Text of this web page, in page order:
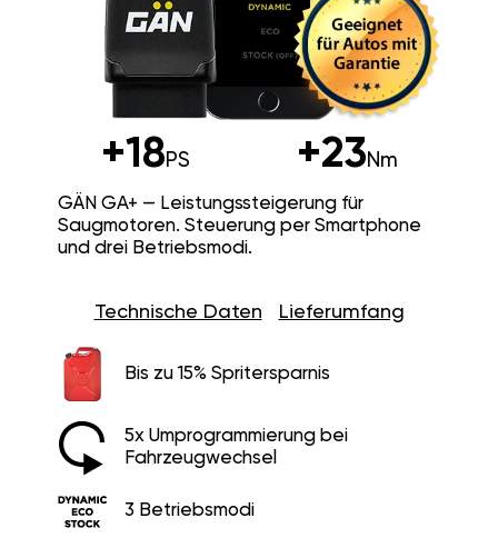
+18PS +23Nm
GÄN GA+ — Leistungssteigerung für
Saugmotoren. Steuerung per Smartphone
und drei Betriebsmodi.
Technische Daten Lieferumfang
Bis zu 15% Spritersparnis
5x Umprogrammierung bei
Fahrzeugwechsel
3 Betriebsmodi